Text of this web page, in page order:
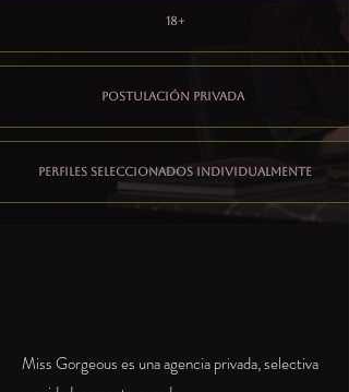
18+
Postulación privada
Perfiles seleccionados individualmente
Miss Gorgeous es una agencia privada, selectiva